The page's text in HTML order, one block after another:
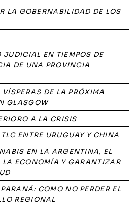
LA GOBERNABILIDAD DE LOS
JUDICIAL EN TIEMPOS DE
DE UNA PROVINCIA
DE LA PRÓXIMA
GLASGOW
A LA CRISIS
ENTRE URUGUAY Y CHINA
EN LA ARGENTINA, EL
LA ECONOMÍA Y GARANTIZAR
COMO NO PERDER EL
REGIONAL